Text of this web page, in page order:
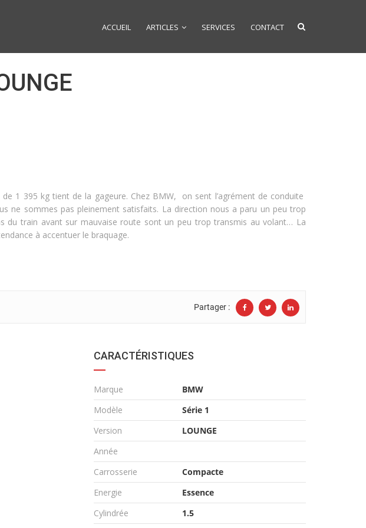
ACCUEIL ARTICLES SERVICES CONTACT
1 395 kg tient de la gageure. Chez BMW, on sent l’agrément de conduite
ne sommes pas pleinement satisfaits. La direction nous a paru un peu trop
du train avant sur mauvaise route sont un peu trop transmis au volant… La
à accentuer le braquage.
Partager :
CARACTÉRISTIQUES
Marque
BMW
Modèle
Série 1
Version
LOUNGE
Année
Carrosserie
Compacte
Energie
Essence
Cylindrée
1.5